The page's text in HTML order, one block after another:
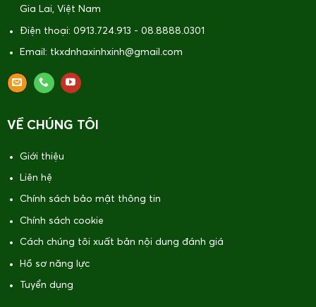
Gia Lai, Việt Nam
Điện thoại: 0913.724.913 - 08.8888.0301
Email: tkxdnhaxinhxinh@gmail.com
VỀ CHÚNG TÔI
Giới thiệu
Liên hệ
Chính sách bảo mật thông tin
Chính sách cookie
Cách chúng tôi xuất bản nội dung đánh giá
Hồ sơ năng lực
Tuyển dụng